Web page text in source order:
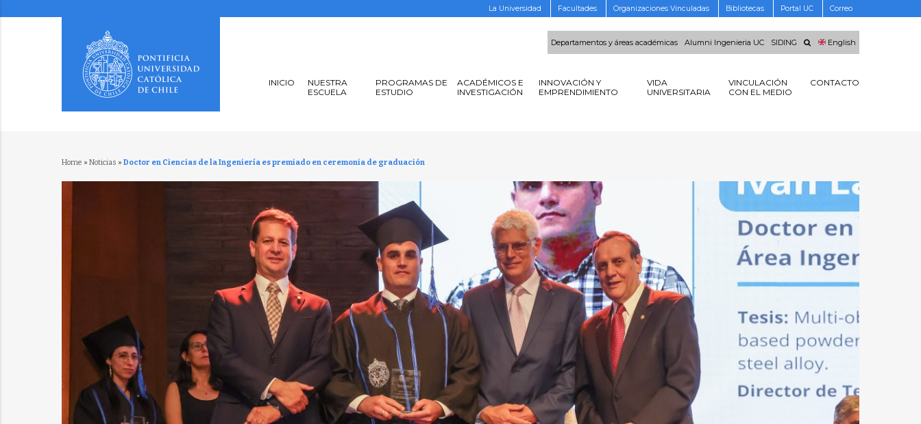
La Universidad Facultades Organizaciones Vinculadas Bibliotecas Portal UC Correo
Departamentos y áreas académicas Alumni Ingenieria UC SIDING English
INICIO
NUESTRA
ESCUELA
PROGRAMAS DE
ESTUDIO
ACADÉMICOS E
INVESTIGACIÓN
INNOVACIÓN Y
EMPRENDIMIENTO
VIDA
UNIVERSITARIA
VINCULACIÓN
CON EL MEDIO
CONTACTO
Home » Noticias » Doctor en Ciencias de la Ingeniería es premiado en ceremonia de graduación